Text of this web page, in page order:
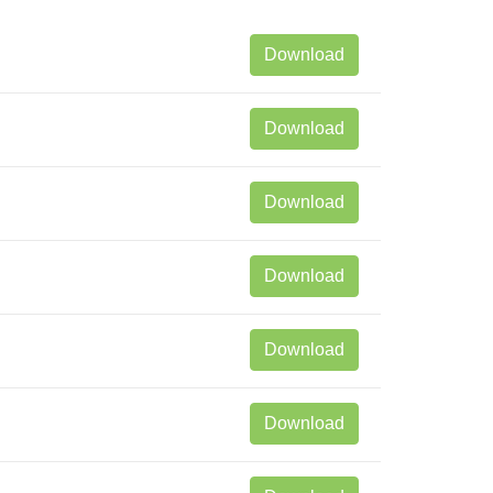
Download
Download
Download
Download
Download
Download